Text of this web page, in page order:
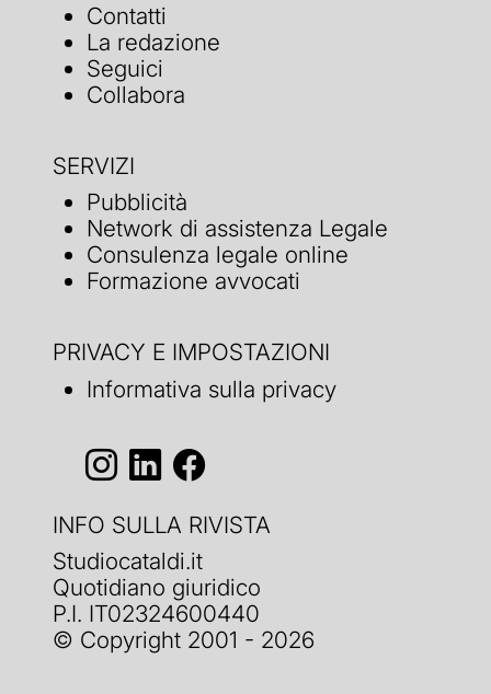
Contatti
La redazione
Seguici
Collabora
SERVIZI
Pubblicità
Network di assistenza Legale
Consulenza legale online
Formazione avvocati
PRIVACY E IMPOSTAZIONI
Informativa sulla privacy
INFO SULLA RIVISTA
Studiocataldi.it
Quotidiano giuridico
P.I. IT02324600440
© Copyright 2001 - 2026